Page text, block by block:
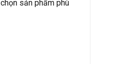
sản phẩm phù